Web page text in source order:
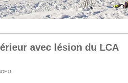
avec lésion du LCA